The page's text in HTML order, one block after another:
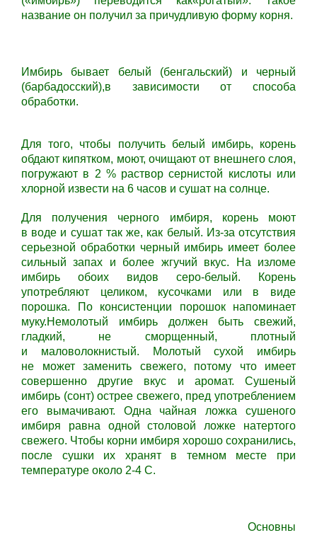
название он получил за причудливую форму корня.
Имбирь бывает белый (бенгальский) и черный
(барбадосский),в зависимости от способа
обработки.
Для того, чтобы получить белый имбирь, корень
обдают кипятком, моют, очищают от внешнего слоя,
погружают в 2 % раствор сернистой кислоты или
хлорной извести на 6 часов и сушат на солнце.
Для получения черного имбиря, корень моют
в воде и сушат так же, как белый. Из-за отсутствия
серьезной обработки черный имбирь имеет более
сильный запах и более жгучий вкус. На изломе
имбирь обоих видов серо-белый. Корень
употребляют целиком, кусочками или в виде
порошка. По консистенции порошок напоминает
муку.Немолотый имбирь должен быть свежий,
гладкий, не сморщенный, плотный
и маловолокнистый. Молотый сухой имбирь
не может заменить свежего, потому что имеет
совершенно другие вкус и аромат. Сушеный
имбирь (сонт) острее свежего, пред употреблением
его вымачивают. Одна чайная ложка сушеного
имбиря равна одной столовой ложке натертого
свежего. Чтобы корни имбиря хорошо сохранились,
после сушки их хранят в темном месте при
температуре около 2-4 С.
Основны